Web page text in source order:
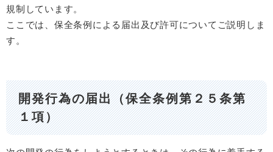
規制しています。
ここでは、保全条例による届出及び許可についてご説明しま
す。
開発行為の届出（保全条例第２５条第
１項）